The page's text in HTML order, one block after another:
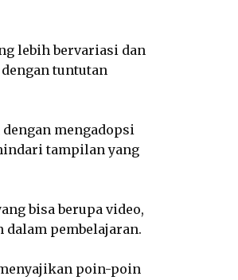
lebih bervariasi dan
tuntutan
mengadopsi
tampilan yang
bisa berupa video,
pembelajaran.
poin-poin